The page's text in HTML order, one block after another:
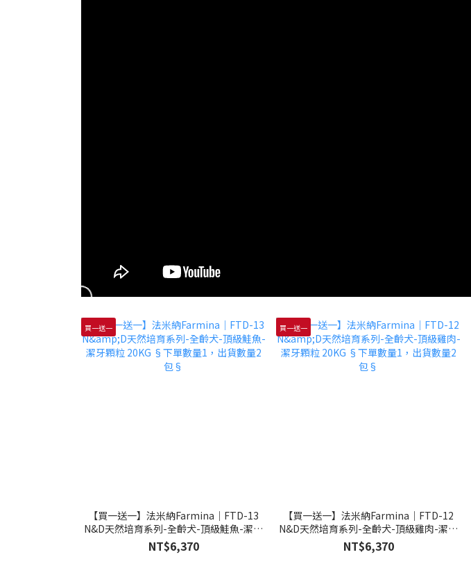
買一送一
【買一送一】法米納Farmina｜FTD-13
N&D天然培育系列-全齡犬-頂級鮭魚-潔牙
顆粒 20KG §下單數量1，出貨數量2包§
NT$6,370
買一送一
【買一送一】法米納Farmina｜FTD-12
N&D天然培育系列-全齡犬-頂級雞肉-潔牙
顆粒 20KG §下單數量1，出貨數量2包§
NT$6,370